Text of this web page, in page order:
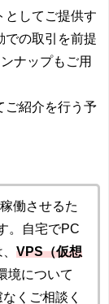
としてご提供す
での取引を前提
ナップもご用
ご紹介を行う予
働させるた
。自宅でPC
VPS（仮想
境について
くご相談く